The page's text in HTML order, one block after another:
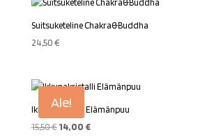
Suitsuketeline Chakra&Buddha
24,50€
Ale!
Ikkunakristalli Elämänpuu
15,50€ Alkuperäinen
14,00 €Nykyinen